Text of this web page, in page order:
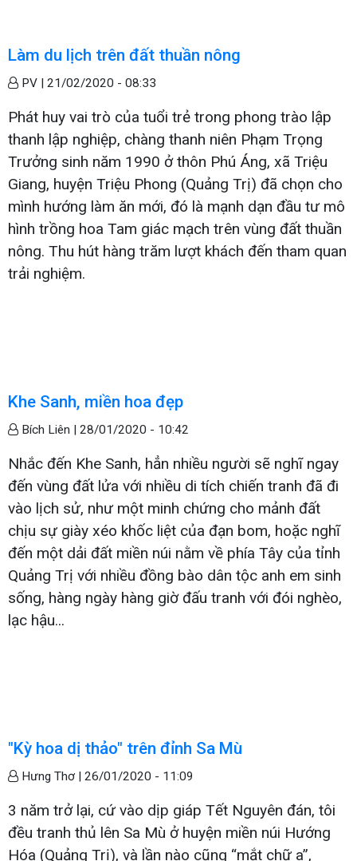
Làm du lịch trên đất thuần nông
PV | 21/02/2020 - 08:33
Phát huy vai trò của tuổi trẻ trong phong trào lập
thanh lập nghiệp, chàng thanh niên Phạm Trọng
Trưởng sinh năm 1990 ở thôn Phú Áng, xã Triệu
Giang, huyện Triệu Phong (Quảng Trị) đã chọn cho
mình hướng làm ăn mới, đó là mạnh dạn đầu tư mô
hình trồng hoa Tam giác mạch trên vùng đất thuần
nông. Thu hút hàng trăm lượt khách đến tham quan
trải nghiệm.
Khe Sanh, miền hoa đẹp
Bích Liên | 28/01/2020 - 10:42
Nhắc đến Khe Sanh, hẳn nhiều người sẽ nghĩ ngay
đến vùng đất lửa với nhiều di tích chiến tranh đã đi
vào lịch sử, như một minh chứng cho mảnh đất
chịu sự giày xéo khốc liệt của đạn bom, hoặc nghĩ
đến một dải đất miền núi nằm về phía Tây của tỉnh
Quảng Trị với nhiều đồng bào dân tộc anh em sinh
sống, hàng ngày hàng giờ đấu tranh với đói nghèo,
lạc hậu...
"Kỳ hoa dị thảo" trên đỉnh Sa Mù
Hưng Thơ | 26/01/2020 - 11:09
3 năm trở lại, cứ vào dịp giáp Tết Nguyên đán, tôi
đều tranh thủ lên Sa Mù ở huyện miền núi Hướng
Hóa (Quảng Trị), và lần nào cũng “mắt chữ a”,